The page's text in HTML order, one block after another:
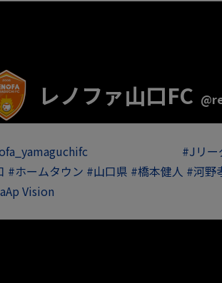
レノファ山口FC
山口県来てねー #Jリー
#ホームタウン #山口県 #橋本健人 #河野
Vision